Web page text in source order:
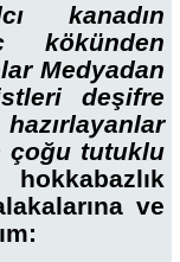
kanadın
kökünden
Medyadan
deşifre
çoğu tutuklu
ve